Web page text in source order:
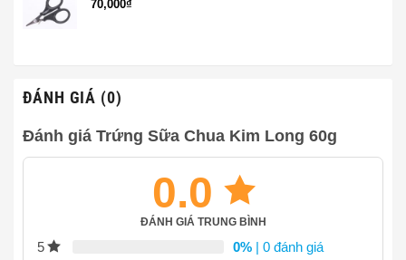
70,000₫
ĐÁNH GIÁ (0)
Đánh giá Trứng Sữa Chua Kim Long 60g
0.0
ĐÁNH GIÁ TRUNG BÌNH
5 0% | 0 đánh giá